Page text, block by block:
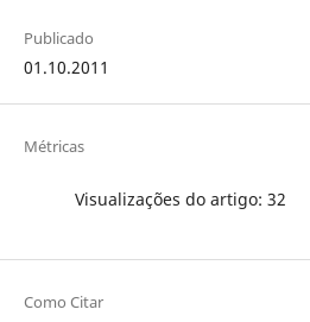
Publicado
01.10.2011
Métricas
Visualizações do artigo: 32
Como Citar